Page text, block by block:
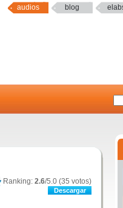
audios blog
Ranking: 2.6/5.0 (35 votos)
Descargar